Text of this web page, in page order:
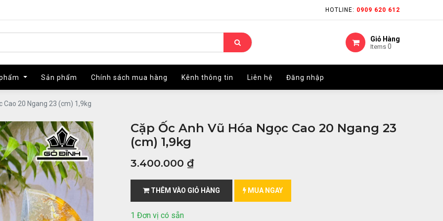
HOTLINE: 0909 620 612
Giỏ Hàng
Items 0
Sản phẩm Chính sách mua hàng Kênh thông tin Liên hệ Đăng nhập
HOTLINE: 0909 620 612
Giỏ Hàng
Items 0
Sản phẩm Chính sách mua hàng Kênh thông tin Liên hệ Đăng nhập
Cao 20 Ngang 23 (cm) 1,9kg
Cặp Ốc Anh Vũ Hóa Ngọc Cao 20 Ngang 23
(cm) 1,9kg
3.400.000 ₫
THÊM VÀO GIỎ HÀNG MUA NGAY
1 Đơn vị có sẵn